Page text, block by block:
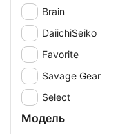
Brain
DaiichiSeiko
Favorite
Savage Gear
Select
Модель